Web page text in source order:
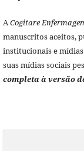
ACogitare
manuscritos aceitos,
institucionais e mídias
suas mídias sociais
completa à versão